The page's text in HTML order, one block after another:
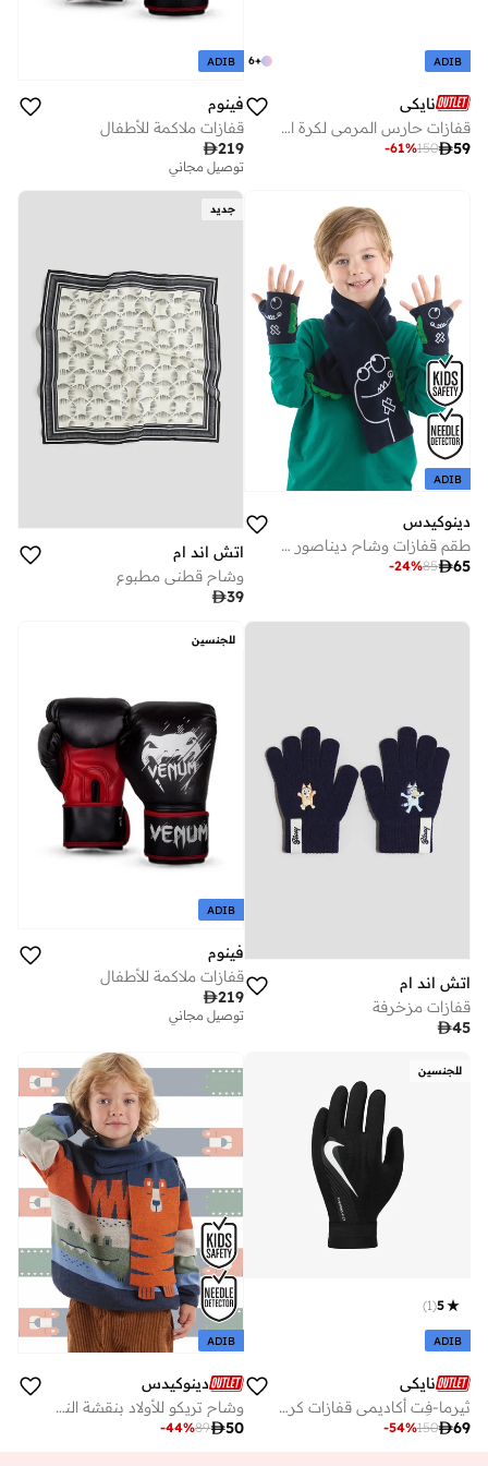
+
6 ADIB
نايكي
قفازات حارس المرمى لكرة القدم ماتش للاطفال
59
150
-61%
ADIB
فينوم
قفازات ملاكمة للأطفال
219
توصيل مجاني
ADIB
دينوكيدس
طقم قفازات وشاح ديناصور للأولاد
65
85
-24%
جديد
اتش اند ام
وشاح قطني مطبوع
39
اتش اند ام
قفازات مزخرفة
45
للجنسين
ADIB
فينوم
قفازات ملاكمة للأطفال
219
توصيل مجاني
للجنسين
5
(
1
)
ADIB
نايكي
ثيرما-فِت أكاديمي قفازات كرة القدم للأطفال
69
150
-54%
ADIB
دينوكيدس
وشاح تريكو للأولاد بنقشة النمر والتمساح
50
89
-44%